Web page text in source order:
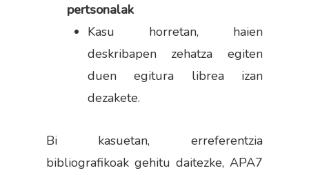
pertsonalak
Kasu horretan, haien
deskribapen zehatza egiten
duen egitura librea izan
dezakete.
Bi kasuetan, erreferentzia
bibliografikoak gehitu daitezke, APA7